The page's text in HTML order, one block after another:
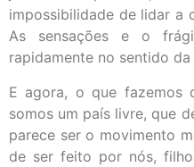
impossibilidade de lidar a
As sensações e o frágil
rapidamente no sentido
E agora, o que fazemos
somos um país livre, que
parece ser o movimento
de ser feito por nós,